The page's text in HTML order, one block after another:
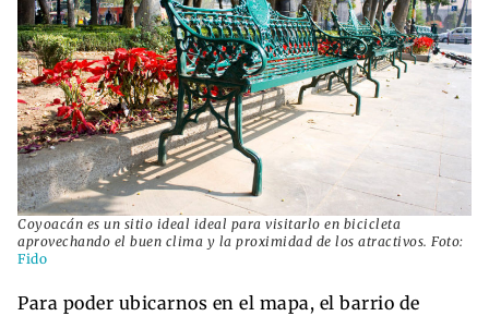
Coyoacán es un sitio ideal ideal para visitarlo en bicicleta
aprovechando el buen clima y la proximidad de los atractivos. Foto:
Fido
Para poder ubicarnos en el mapa, el barrio de